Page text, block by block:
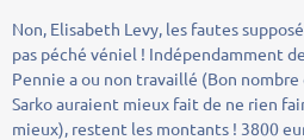
Non, Elisabeth Levy, les fautes
pas péché véniel ! Indépendamment
Pennie a ou non travaillé (Bon
Sarko auraient mieux fait de ne rien
mieux), restent les montants ! 3800